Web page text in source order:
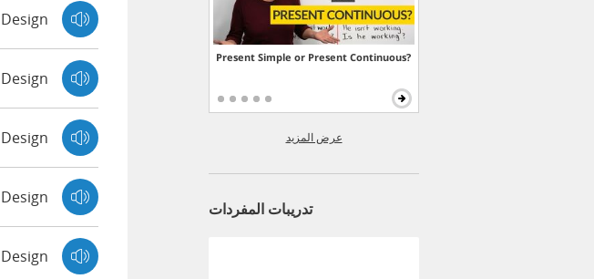
Design تُنطق Kimberly
Design تُنطق Salli
Design تُنطق Joey
Design تُنطق Justin
Design تُنطق Matthew
Present Simple or Present Continuous?
عرض المزيد
تدريبات المفردات